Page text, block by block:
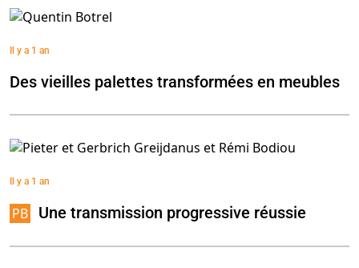
Il y a 1 an
Des vieilles palettes transformées en meubles
Il y a 1 an
Une transmission progressive réussie